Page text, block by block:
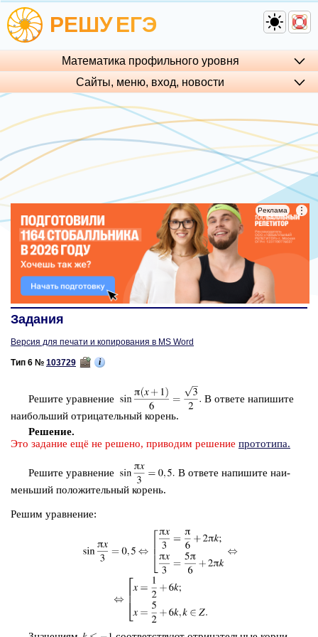
РЕШУЕГЭ
Математика профильного уровня
Сайты, меню, вход, но­во­сти
⋮
Реклама ⋮
Реклама
Задания
Версия для печати и копирования в MS Word
Тип 6 № 103729 i
Ре­ши­те урав­не­ние
В от­ве­те на­пи­ши­те
наи­боль­ший от­ри­ца­тель­ный ко­рень.
Ре­ше­ние.
Это за­да­ние ещё не ре­ше­но, при­во­дим ре­ше­ние про­то­ти­па.
Ре­ши­те урав­не­ние
В от­ве­те на­пи­ши­те наи­
мень­ший по­ло­жи­тель­ный ко­рень.
Решим урав­не­ние: